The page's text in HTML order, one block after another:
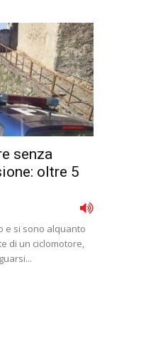
senza
oltre 5
e si sono alquanto
di un ciclomotore,